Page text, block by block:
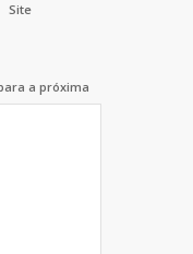
Site
a próxima